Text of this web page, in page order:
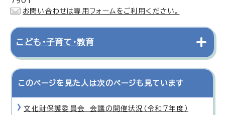
お問い合わせは専用フォームをご利用ください。
こども・子育て・教育
このページを見た人は次のページも見ています
文化財保護委員会 会議の開催状況（令和7年度）